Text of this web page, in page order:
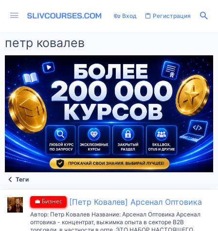
Вход Регистрация
петр ковалев
Теги
💼 Бизнес [Петр Ковалев] Арсенал Оптовика
Автор: Петр Ковалев Название: Арсенал Оптовика Арсенал
оптовика - концентрат, выжимка опыта в секторе B2B